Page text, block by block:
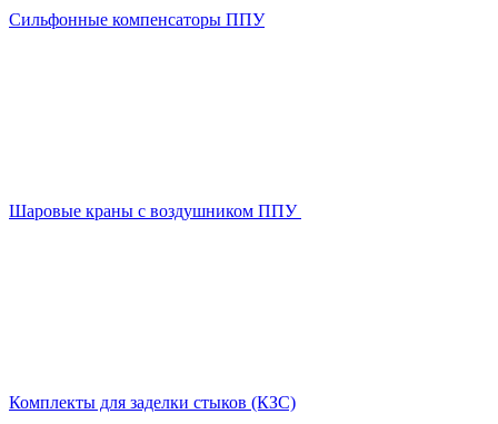
Сильфонные компенсаторы ППУ
Шаровые краны с воздушником ППУ
Комплекты для заделки стыков (КЗС)